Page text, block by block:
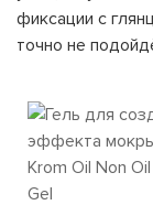
фиксации с
точно не